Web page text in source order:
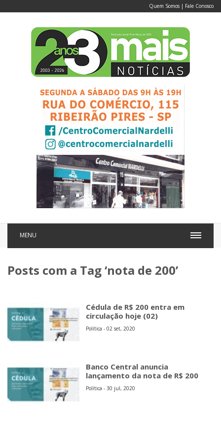
Quem Somos | Fale Conosco
MENU
Posts com a Tag ‘nota de 200’
Cédula de R$ 200 entra em
circulação hoje (02)
Política - 02 set, 2020
Banco Central anuncia
lançamento da nota de R$ 200
Política - 30 jul, 2020